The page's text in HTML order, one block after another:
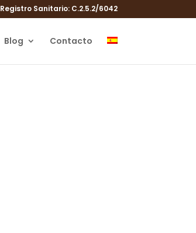
Registro Sanitario: C.2.5.2/6042
Blog Contacto